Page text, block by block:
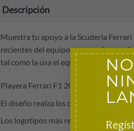
Descripción
Muestra tu apoyo a la Scuderia
recientes del equipo y sus socios,
tal como la usa el equipo, combina los
Playera Ferrari F1 2026 Piloto con
El diseño realza los colores clásicos
Los logotipos más recientes del equipo